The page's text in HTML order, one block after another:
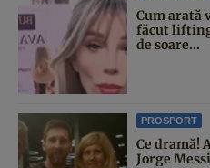
Cum arată
făcut
de soare...
PROSPORT
Ce dramă!
Jorge Messi